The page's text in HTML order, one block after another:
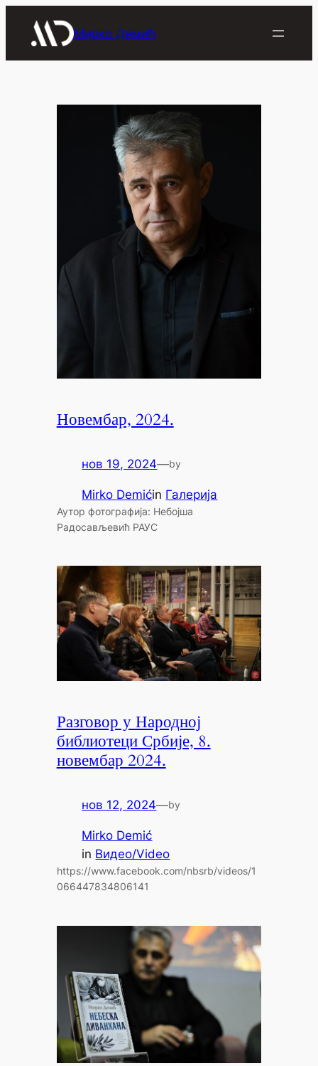
Мирко Демић
Новембар, 2024.
нов 19, 2024—by
Mirko Demićin Галерија
Аутор фотографија: Небојша
Радoсављевић РАУС
Разговор у Народној
библиотеци Србије, 8.
новембар 2024.
нов 12, 2024—by
Mirko Demić
in Видео/Video
https://www.facebook.com/nbsrb/videos/1
066447834806141